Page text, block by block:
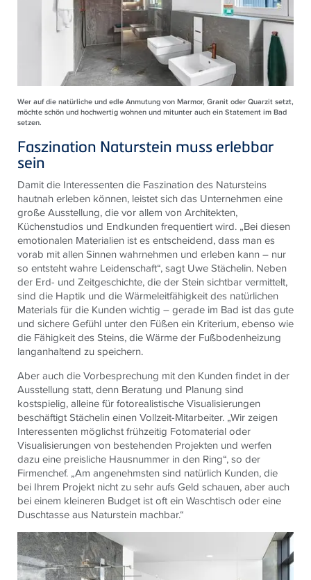
Wer auf die natürliche und edle Anmutung von Marmor, Granit oder Quarzit setzt,
möchte schön und hochwertig wohnen und mitunter auch ein Statement im Bad
setzen.
Faszination Naturstein muss erlebbar
sein
Damit die Interessenten die Faszination des Natursteins
hautnah erleben können, leistet sich das Unternehmen eine
große Ausstellung, die vor allem von Architekten,
Küchenstudios und Endkunden frequentiert wird. „Bei diesen
emotionalen Materialien ist es entscheidend, dass man es
vorab mit allen Sinnen wahrnehmen und erleben kann – nur
so entsteht wahre Leidenschaft“, sagt Uwe Stächelin. Neben
der Erd- und Zeitgeschichte, die der Stein sichtbar vermittelt,
sind die Haptik und die Wärmeleitfähigkeit des natürlichen
Materials für die Kunden wichtig – gerade im Bad ist das gute
und sichere Gefühl unter den Füßen ein Kriterium, ebenso wie
die Fähigkeit des Steins, die Wärme der Fußbodenheizung
langanhaltend zu speichern.
Aber auch die Vorbesprechung mit den Kunden findet in der
Ausstellung statt, denn Beratung und Planung sind
kostspielig, alleine für fotorealistische Visualisierungen
beschäftigt Stächelin einen Vollzeit-Mitarbeiter. „Wir zeigen
Interessenten möglichst frühzeitig Fotomaterial oder
Visualisierungen von bestehenden Projekten und werfen
dazu eine preisliche Hausnummer in den Ring“, so der
Firmenchef. „Am angenehmsten sind natürlich Kunden, die
bei Ihrem Projekt nicht zu sehr aufs Geld schauen, aber auch
bei einem kleineren Budget ist oft ein Waschtisch oder eine
Duschtasse aus Naturstein machbar.“